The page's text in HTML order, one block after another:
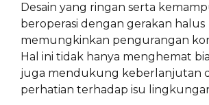
Desain yang ringan serta
beroperasi dengan gerakan halus
memungkinkan pengurangan
Hal ini tidak hanya menghemat
juga mendukung keberlanjutan
perhatian terhadap isu